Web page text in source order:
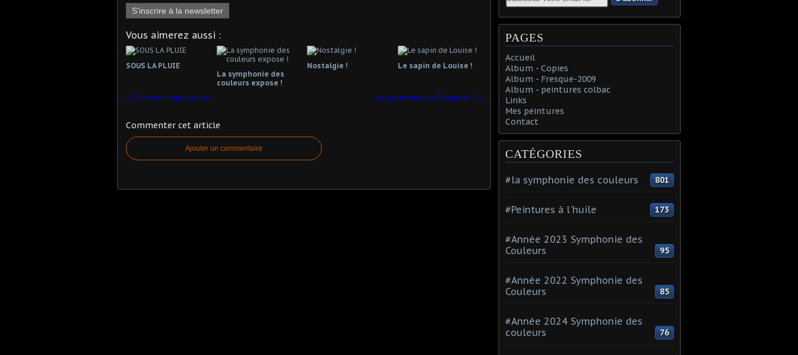
S'inscrire à la newsletter
Vous aimerez aussi :
SOUS LA PLUIE
La symphonie des
couleurs expose !
Nostalgie ! Le sapin de Louise !
Dame en rouge et noir Les peintures de Elisabeth !
Commenter cet article
Ajouter un commentaire
PAGES
Accueil
Album - Copies
Album - Fresque-2009
Album - peintures colbac
Links
Mes peintures
Contact
CATÉGORIES
#la symphonie des couleurs 801
#Peintures à l'huile 173
#Année 2023 Symphonie des
Couleurs
95
#Année 2022 Symphonie des
Couleurs
85
#Année 2024 Symphonie des
couleurs
76